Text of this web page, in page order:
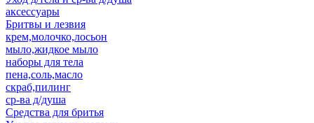
аксессуары
Бритвы и лезвия
крем,молочко,лосьон
мыло,жидкое мыло
наборы для тела
пена,соль,масло
скраб,пилинг
ср-ва д/душа
Средства для бритья